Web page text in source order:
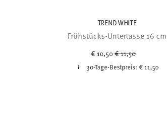
TREND WHITE
Frühstücks-Untertasse 16 cm
€ 10,50Price reduced from
€ 11,50
30-Tage-Bestpreis:€ 11,50